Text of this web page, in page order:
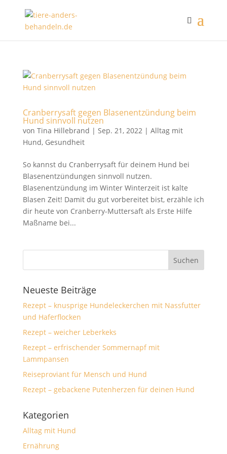
Cranberrysaft gegen Blasenentzündung beim
Hund sinnvoll nutzen
von Tina Hillebrand | Sep. 21, 2022| Alltag mit
Hund, Gesundheit
So kannst du Cranberrysaft für deinem Hund bei
Blasenentzündungen sinnvoll nutzen.
Blasenentzündung im Winter Winterzeit ist kalte
Blasen Zeit! Damit du gut vorbereitet bist, erzähle ich
dir heute von Cranberry-Muttersaft als Erste Hilfe
Maßname bei...
Neueste Beiträge
Rezept – knusprige Hundeleckerchen mit Nassfutter
und Haferflocken
Rezept – weicher Leberkeks
Rezept – erfrischender Sommernapf mit
Lammpansen
Reiseproviant für Mensch und Hund
Rezept – gebackene Putenherzen für deinen Hund
Kategorien
Alltag mit Hund
Ernährung